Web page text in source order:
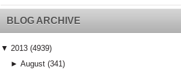
BLOG ARCHIVE
▼ 2013 (4939)
► August (341)